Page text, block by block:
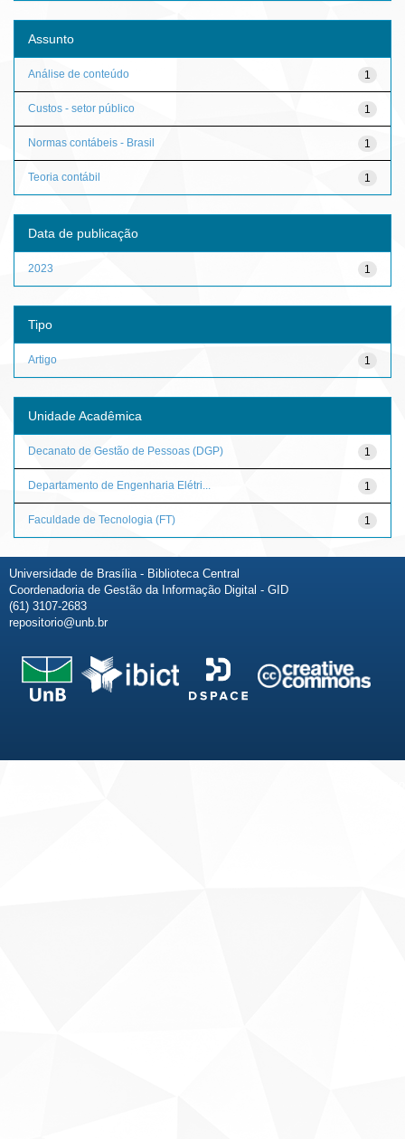
Assunto
1
Análise de conteúdo
1
Custos - setor público
1
Normas contábeis - Brasil
1
Teoria contábil
Data de publicação
1
2023
Tipo
1
Artigo
Unidade Acadêmica
1
Decanato de Gestão de Pessoas (DGP)
1
Departamento de Engenharia Elétri...
1
Faculdade de Tecnologia (FT)
Universidade de Brasília - Biblioteca Central
Coordenadoria de Gestão da Informação Digital - GID
(61) 3107-2683
repositorio@unb.br